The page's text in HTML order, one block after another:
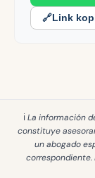
🔗Link
ℹ️ La información
constituye
un abogado
correspondiente.